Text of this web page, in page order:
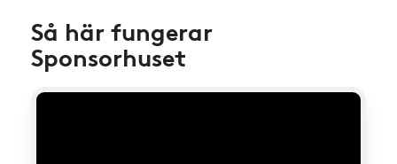
Så här fungerar
Sponsorhuset